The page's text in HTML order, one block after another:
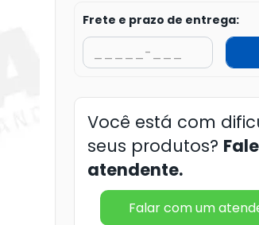
Frete e prazo de entrega:
Você está com
seus produtos?
atendente.
Falar com um